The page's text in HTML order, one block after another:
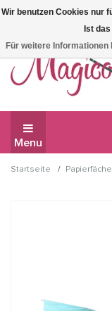
Wir haben
Menu
Startseite /
Wir benutzen Cookies nur
Ist
Für weitere